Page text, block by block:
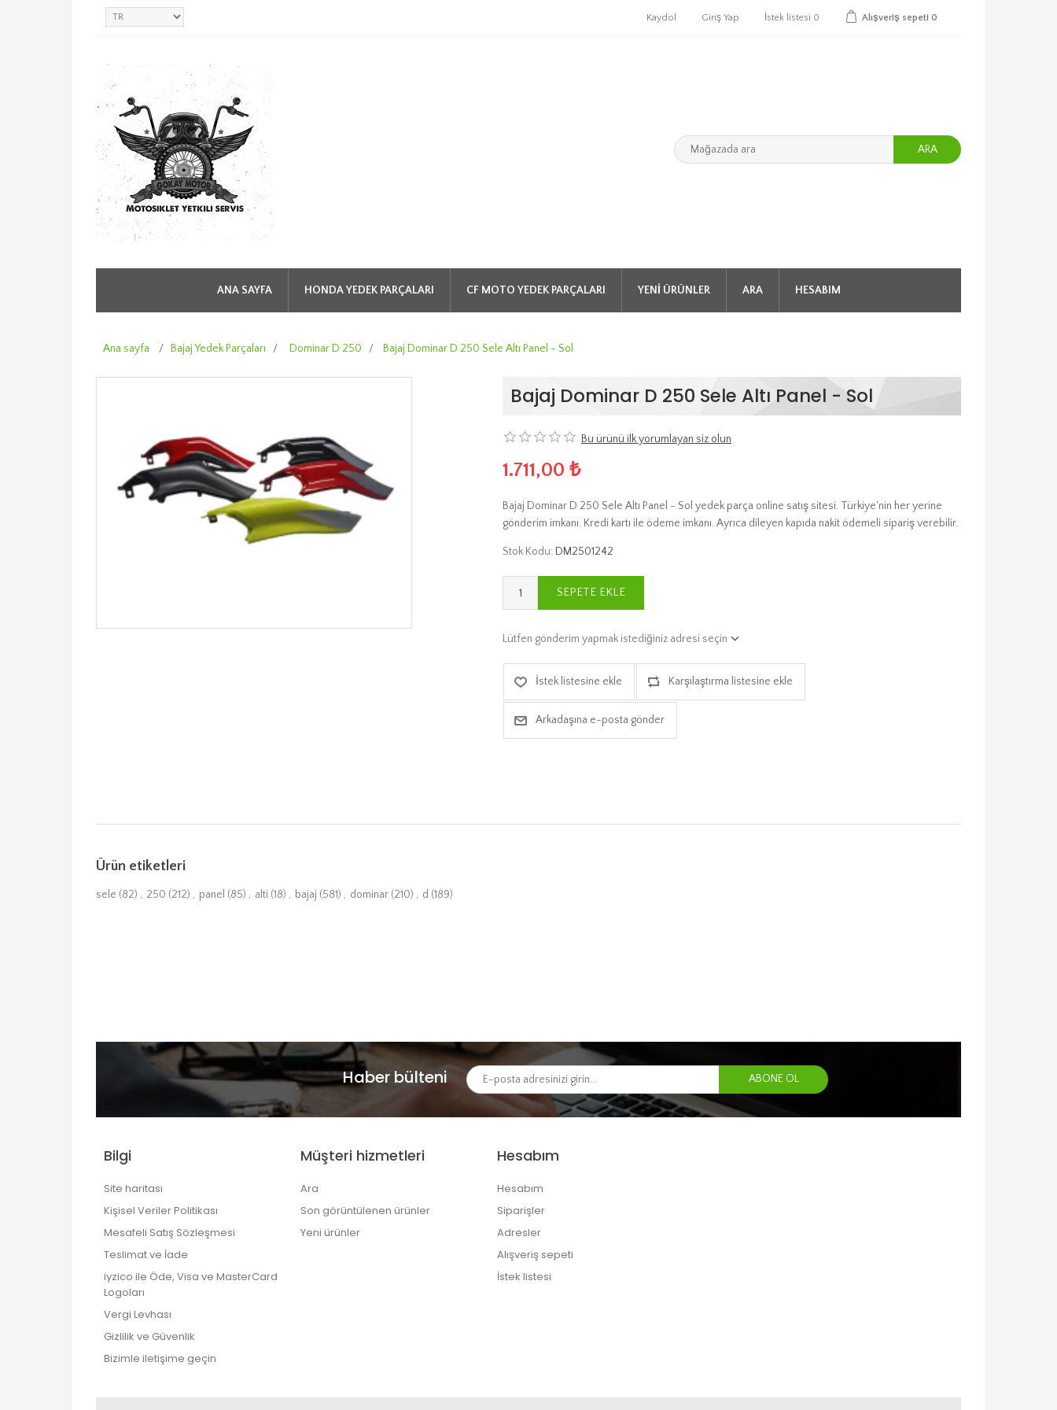
Kaydol Giriş Yap İstek listesi 0 Alışveriş sepeti 0
ARA
ANA SAYFA HONDA YEDEK PARÇALARI CF MOTO YEDEK PARÇALARI YENI ÜRÜNLER ARA HESABIM
Ana sayfa / Bajaj Yedek Parçaları / Dominar D 250 / Bajaj Dominar D 250 Sele Altı Panel - Sol
Bajaj Dominar D 250 Sele Altı Panel - Sol
Bu ürünü ilk yorumlayan siz olun
1.711,00 ₺
Bajaj Dominar D 250 Sele Altı Panel - Sol yedek parça online satış sitesi. Türkiye'nin her yerine
gönderim imkanı. Kredi kartı ile ödeme imkanı. Ayrıca dileyen kapıda nakit ödemeli sipariş verebilir.
Stok Kodu: DM2501242
SEPETE EKLE
Lütfen gönderim yapmak istediğiniz adresi seçin
İstek listesine ekle Karşılaştırma listesine ekle
Arkadaşına e-posta gönder
Ürün etiketleri
sele (82) , 250 (212) , panel (85) , alti (18) , bajaj (581) , dominar (210) , d (189)
Haber bülteni
Bilgi
Site haritası
Kişisel Veriler Politikası
Mesafeli Satış Sözleşmesi
Teslimat ve İade
iyzico ile Öde, Visa ve MasterCard
Logoları
Vergi Levhası
Gizlilik ve Güvenlik
Bizimle iletişime geçin
Müşteri hizmetleri
Ara
Son görüntülenen ürünler
Yeni ürünler
Hesabım
Hesabım
Siparişler
Adresler
Alışveriş sepeti
İstek listesi